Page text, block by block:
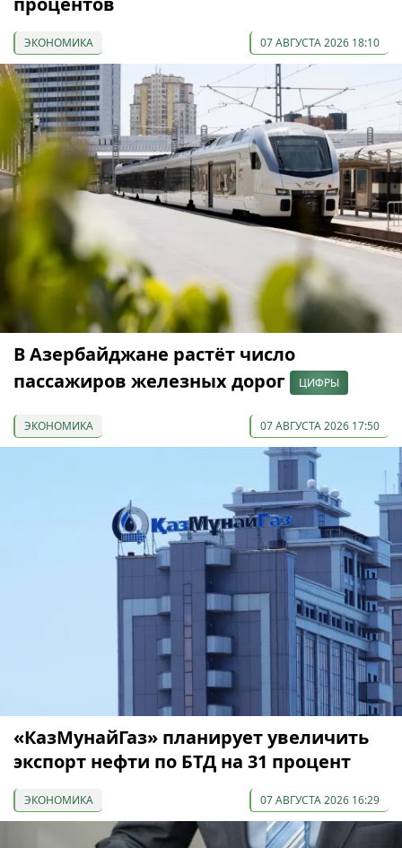
ЭКОНОМИКА 07 АВГУСТА 2026 18:10
В Азербайджане растёт число
пассажиров железных дорог
ЦИФРЫ
ЭКОНОМИКА 07 АВГУСТА 2026 17:50
«КазМунайГаз» планирует увеличить
экспорт нефти по БТД на 31 процент
ЭКОНОМИКА 07 АВГУСТА 2026 16:29